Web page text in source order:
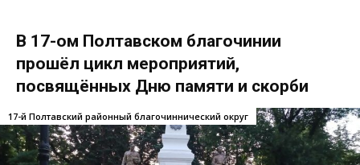
В 17-ом Полтавском благочинии
прошёл цикл мероприятий,
посвящённых Дню памяти и скорби
17-й Полтавский районный благочиннический округ